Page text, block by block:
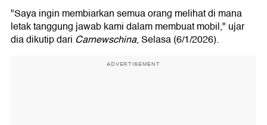
"Saya ingin membiarkan semua orang melihat di mana
letak tanggung jawab kami dalam membuat mobil," ujar
dia dikutip dari Carnewschina, Selasa (6/1/2026).
ADVERTISEMENT